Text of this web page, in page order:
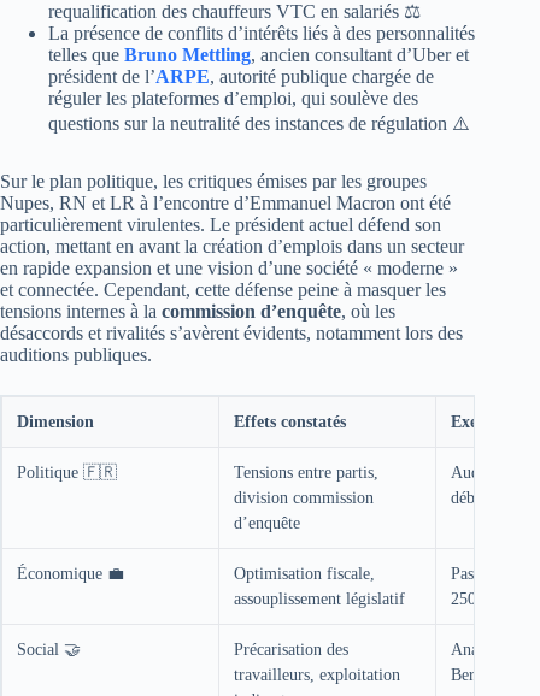
requalification des chauffeurs VTC en salariés ⚖️
La présence de conflits d’intérêts liés à des personnalités
telles que Bruno Mettling, ancien consultant d’Uber et
président de l’ARPE, autorité publique chargée de
réguler les plateformes d’emploi, qui soulève des
questions sur la neutralité des instances de régulation ⚠️
Sur le plan politique, les critiques émises par les groupes
Nupes, RN et LR à l’encontre d’Emmanuel Macron ont été
particulièrement virulentes. Le président actuel défend son
action, mettant en avant la création d’emplois dans un secteur
en rapide expansion et une vision d’une société « moderne »
et connectée. Cependant, cette défense peine à masquer les
tensions internes à la commission d’enquête, où les
désaccords et rivalités s’avèrent évidents, notamment lors des
auditions publiques.
Dimension Effets constatés Exemples
Politique 🇫🇷
Tensions entre partis,
division commission
d’enquête
Auditions
débats sur
Économique 💼
Optimisation fiscale,
assouplissement législatif
Passage
250h à 7h,
Social 🤝
Précarisation des
travailleurs, exploitation
Analyse de
Bernard,